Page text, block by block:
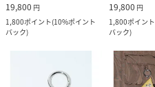
19,800 円
1,800ポイント(10%ポイント
バック)
19,800 円
1,800ポイント
バック)